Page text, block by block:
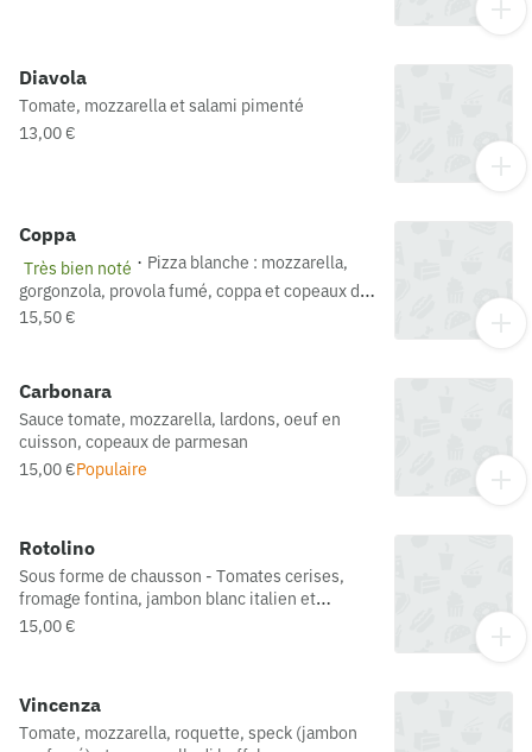
Diavola
Tomate, mozzarella et salami pimenté
13,00 €
Coppa
Très bien noté · Pizza blanche : mozzarella,
gorgonzola, provola fumé, coppa et copeaux de
parmesan
15,50 €
Carbonara
Sauce tomate, mozzarella, lardons, oeuf en
cuisson, copeaux de parmesan
15,00 €Populaire
Rotolino
Sous forme de chausson - Tomates cerises,
fromage fontina, jambon blanc italien et
roquette
15,00 €
Vincenza
Tomate, mozzarella, roquette, speck (jambon